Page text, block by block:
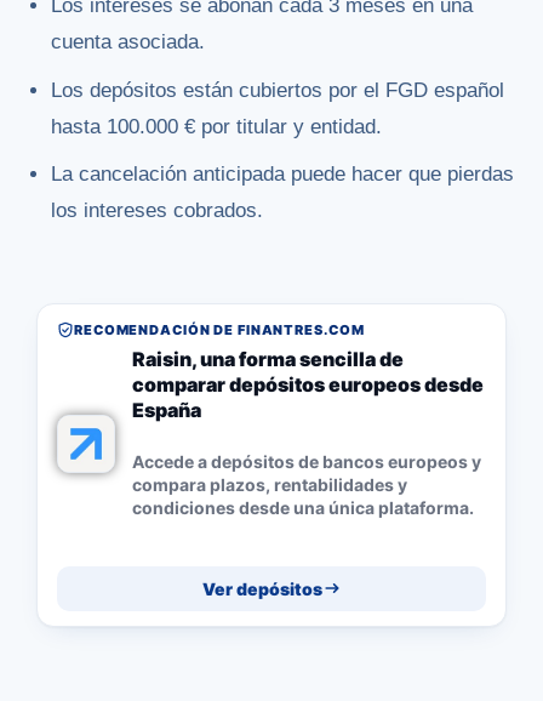
Los intereses se abonan cada 3 meses en una
cuenta asociada.
Los depósitos están cubiertos por el FGD español
hasta 100.000 € por titular y entidad.
La cancelación anticipada puede hacer que pierdas
los intereses cobrados.
RECOMENDACIÓN DE FINANTRES.COM
Raisin, una forma sencilla de
comparar depósitos europeos desde
España
Accede a depósitos de bancos europeos y
compara plazos, rentabilidades y
condiciones desde una única plataforma.
Ver depósitos